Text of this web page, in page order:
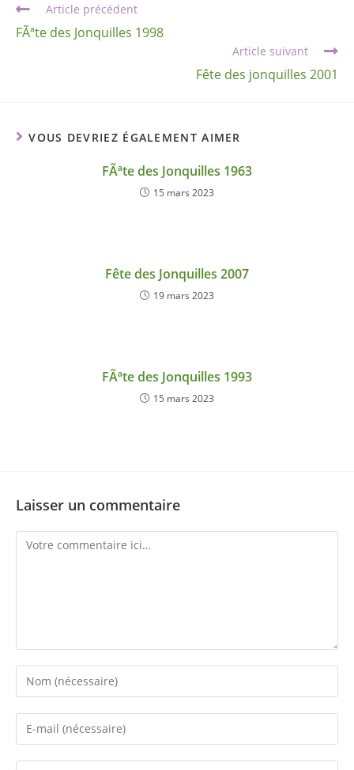
Article précédent
FÃªte des Jonquilles 1998
Article suivant
Fête des jonquilles 2001
VOUS DEVRIEZ ÉGALEMENT AIMER
FÃªte des Jonquilles 1963
15 mars 2023
Fête des Jonquilles 2007
19 mars 2023
FÃªte des Jonquilles 1993
15 mars 2023
Laisser un commentaire